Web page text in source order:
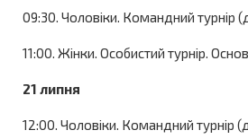
09:30. Чоловіки. Командний турнір
11:00. Жінки. Особистий турнір.
21 липня
12:00. Чоловіки. Командний турнір